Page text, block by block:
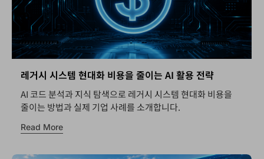
레거시 시스템 현대화 비용을 줄이는 AI 활용 전략
AI 코드 분석과 지식 탐색으로 레거시 시스템 현대화 비용을
줄이는 방법과 실제 기업 사례를 소개합니다.
Read More